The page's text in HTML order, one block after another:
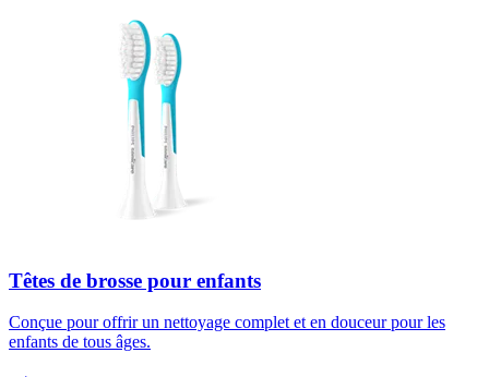
Têtes de brosse pour enfants
Conçue pour offrir un nettoyage complet et en douceur pour les
enfants de tous âges.